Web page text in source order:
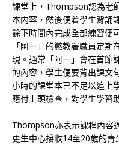
課堂上，Thompson認為老
本内容，然後便着學生背誦
餘下時間內完成全部練習便
「阿一」的懲教署職員定
現。通常「阿一」會在首節
的內容，學生便要背出課文
小時的課堂本已不足以追上
應付上頭檢查，對學生學習
Thompson亦表示課程內容
更生中心接收14至20歲的